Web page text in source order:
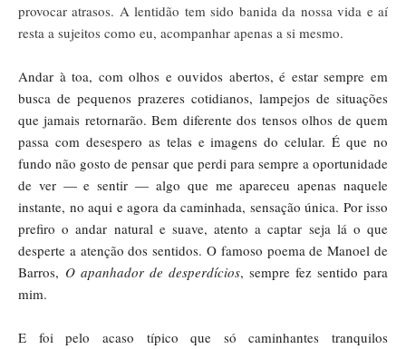
provocar atrasos. A lentidão tem sido banida da nossa vida e aí
resta a sujeitos como eu, acompanhar apenas a si mesmo.
Andar à toa, com olhos e ouvidos abertos, é estar sempre em
busca de pequenos prazeres cotidianos, lampejos de situações
que jamais retornarão. Bem diferente dos tensos olhos de quem
passa com desespero as telas e imagens do celular. É que no
fundo não gosto de pensar que perdi para sempre a oportunidade
de ver — e sentir — algo que me apareceu apenas naquele
instante, no aqui e agora da caminhada, sensação única. Por isso
prefiro o andar natural e suave, atento a captar seja lá o que
desperte a atenção dos sentidos. O famoso poema de Manoel de
Barros, O apanhador de desperdícios, sempre fez sentido para
mim.
E foi pelo acaso típico que só caminhantes tranquilos